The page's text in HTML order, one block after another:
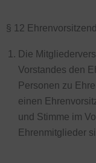
§ 12
Die
Vorstandes den
Personen zu
einen
und Stimme im
Ehrenmitglieder